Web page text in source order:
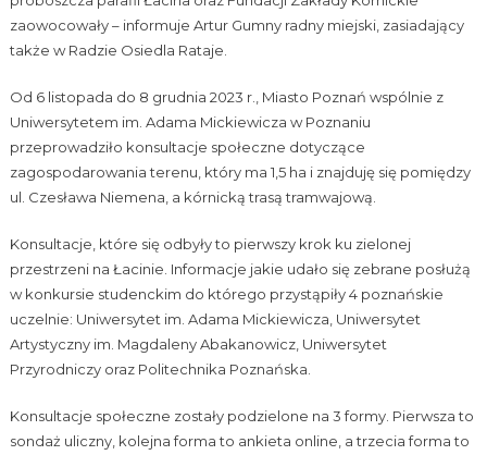
zaowocowały – informuje Artur Gumny radny miejski, zasiadający
także w Radzie Osiedla Rataje.
Od 6 listopada do 8 grudnia 2023 r., Miasto Poznań wspólnie z
Uniwersytetem im. Adama Mickiewicza w Poznaniu
przeprowadziło konsultacje społeczne dotyczące
zagospodarowania terenu, który ma 1,5 ha i znajduję się pomiędzy
ul. Czesława Niemena, a kórnicką trasą tramwajową.
Konsultacje, które się odbyły to pierwszy krok ku zielonej
przestrzeni na Łacinie. Informacje jakie udało się zebrane posłużą
w konkursie studenckim do którego przystąpiły 4 poznańskie
uczelnie: Uniwersytet im. Adama Mickiewicza, Uniwersytet
Artystyczny im. Magdaleny Abakanowicz, Uniwersytet
Przyrodniczy oraz Politechnika Poznańska.
Konsultacje społeczne zostały podzielone na 3 formy. Pierwsza to
sondaż uliczny, kolejna forma to ankieta online, a trzecia forma to